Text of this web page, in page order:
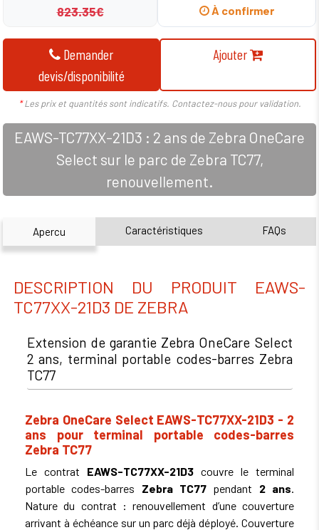
823.35€ À confirmer
Demander
devis/disponibilité
Ajouter
*Les prix et quantités sont indicatifs. Contactez-nous pour validation.
EAWS-TC77XX-21D3 : 2 ans de Zebra OneCare
Select sur le parc de Zebra TC77,
renouvellement.
Apercu Caractéristiques FAQs
DESCRIPTION DU PRODUIT EAWS-
TC77XX-21D3 DE ZEBRA
Extension de garantie Zebra OneCare Select
2 ans, terminal portable codes-barres Zebra
TC77
Zebra OneCare Select EAWS-TC77XX-21D3 - 2
ans pour terminal portable codes-barres
Zebra TC77
Le contrat EAWS-TC77XX-21D3 couvre le terminal
portable codes-barres Zebra TC77 pendant 2 ans
Nature du contrat : renouvellement d’une couverture
arrivant à échéance sur un parc déjà déployé. Couverture